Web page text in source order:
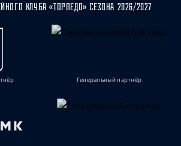
КЛУБА «ТОРПЕДО» СЕЗОНА 2026/2027
Генеральный партнёр